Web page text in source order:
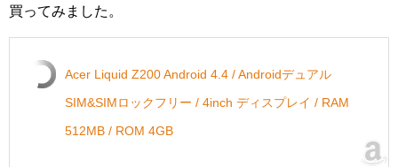
買ってみました。
Acer Liquid Z200 Android 4.4 / Androidデュアル
SIM&SIMロックフリー / 4inch ディスプレイ / RAM
512MB / ROM 4GB